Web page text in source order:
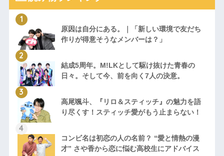
原因は自分にある。｜「新しい環境で友だち
作りが得意そうなメンバーは？」
結成5周年。M!LKとして駆け抜けた青春の
日々。そして今、前を向く7人の決意。
高尾颯斗、『リロ＆スティッチ』の魅力を語
り尽くす！スティッチ愛がもう止まらない！
コンビ名は初恋の人の名前？ “愛と情熱の漫
才” さや香から恋に悩む高校生にアドバイス